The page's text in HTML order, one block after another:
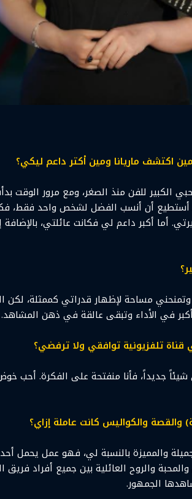
اكتشف ماريانا ومين أكتر داعم ليكي؟
الكبير للفن منذ الصغر، ومع مرور الوقت
لا أستطيع أن أنسب الفضل لشخص واحد فقط،
أما أكبر داعم لي فكانت عائلتي،
مساحة لإظهار قدراتي كممثلة، لكن
في الأداء وتبقى عالقة في ذهن المشاهد.
تلفزيونية توافقي ولا ترفضي؟
جديداً، فأنا منفتحة على الفكرة. أحب
والكواليس كانت عاملة إزاي؟
والمميزة بالنسبة لي، فهو عمل يحمل
والمحبة والروح العائلية بين جميع أفراد
الجمهور.